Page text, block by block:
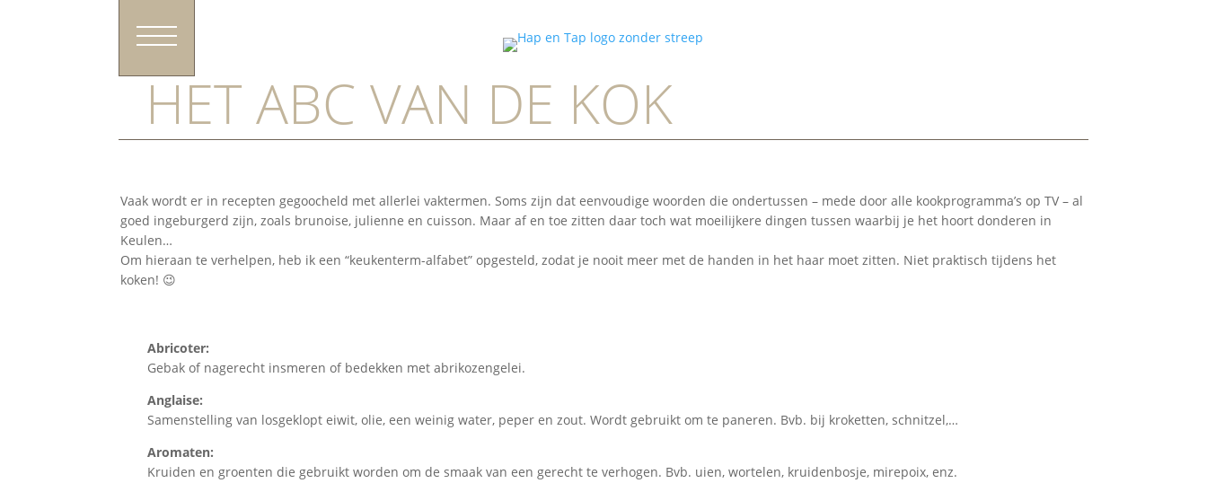
HET ABC VAN DE KOK
Vaak wordt er in recepten gegoocheld met allerlei vaktermen. Soms zijn dat eenvoudige woorden die ondertussen – mede door alle kookprogramma’s op TV – al
goed ingeburgerd zijn, zoals brunoise, julienne en cuisson. Maar af en toe zitten daar toch wat moeilijkere dingen tussen waarbij je het hoort donderen in
Keulen…
Om hieraan te verhelpen, heb ik een “keukenterm-alfabet” opgesteld, zodat je nooit meer met de handen in het haar moet zitten. Niet praktisch tijdens het
koken! 😉
Abricoter:
Gebak of nagerecht insmeren of bedekken met abrikozengelei.
Anglaise:
Samenstelling van losgeklopt eiwit, olie, een weinig water, peper en zout. Wordt gebruikt om te paneren. Bvb. bij kroketten, schnitzel,…
Aromaten:
Kruiden en groenten die gebruikt worden om de smaak van een gerecht te verhogen. Bvb. uien, wortelen, kruidenbosje, mirepoix, enz.